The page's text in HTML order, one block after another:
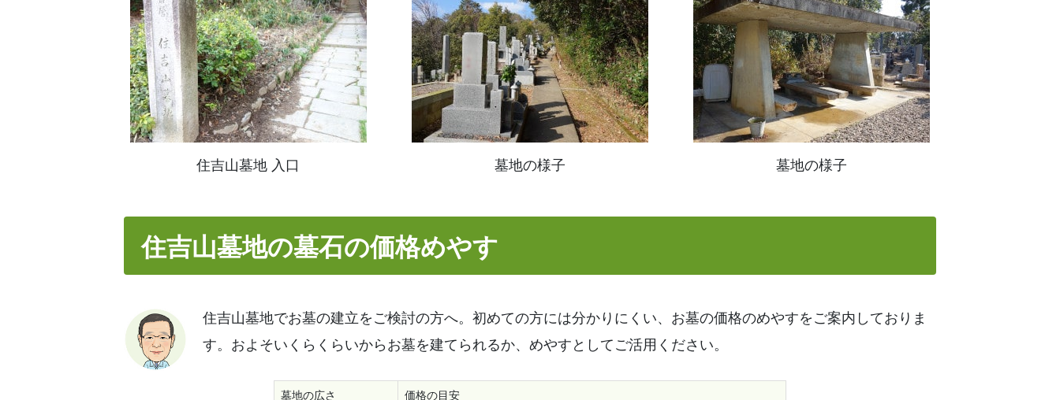
住吉山墓地 入口 墓地の様子 墓地の様子
住吉山墓地の墓石の価格めやす
住吉山墓地でお墓の建立をご検討の方へ。初めての方には分かりにくい、お墓の価格のめやすをご案内しておりま
す。およそいくらくらいからお墓を建てられるか、めやすとしてご活用ください。
墓地の広さ 価格の目安